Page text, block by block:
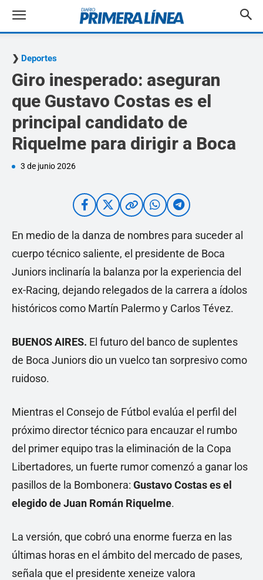
Deportes
Giro inesperado: aseguran
que Gustavo Costas es el
principal candidato de
Riquelme para dirigir a Boca
3 de junio 2026
En medio de la danza de nombres para suceder al
cuerpo técnico saliente, el presidente de Boca
Juniors inclinaría la balanza por la experiencia del
ex-Racing, dejando relegados de la carrera a ídolos
históricos como Martín Palermo y Carlos Tévez.
BUENOS AIRES. El futuro del banco de suplentes
de Boca Juniors dio un vuelco tan sorpresivo como
ruidoso.
Mientras el Consejo de Fútbol evalúa el perfil del
próximo director técnico para encauzar el rumbo
del primer equipo tras la eliminación de la Copa
Libertadores, un fuerte rumor comenzó a ganar los
pasillos de la Bombonera: Gustavo Costas es el
elegido de Juan Román Riquelme.
La versión, que cobró una enorme fuerza en las
últimas horas en el ámbito del mercado de pases,
señala que el presidente xeneize valora